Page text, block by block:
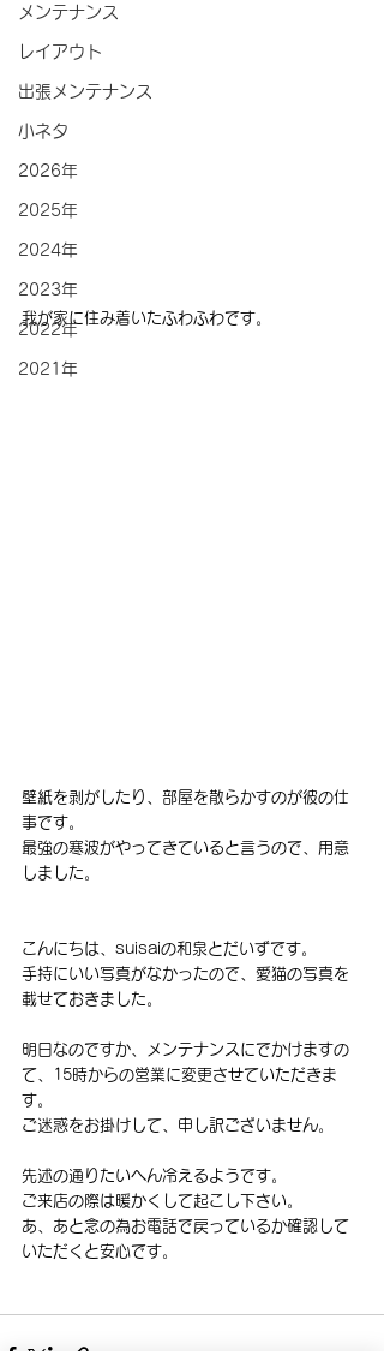
メンテナンス
レイアウト
出張メンテナンス
小ネタ
2026年
2025年
2024年
2023年
2022年
2021年
我が家に住み着いたふわふわです。
壁紙を剥がしたり、部屋を散らかすのが彼の仕
事です。
最強の寒波がやってきていると言うので、用意
しました。
こんにちは、suisaiの和泉とだいずです。
手持にいい写真がなかったので、愛猫の写真を
載せておきました。
明日なのですか、メンテナンスにでかけますの
て、15時からの営業に変更させていただきま
す。
ご迷惑をお掛けして、申し訳ございません。
先述の通りたいへん冷えるようです。
ご来店の際は暖かくして起こし下さい。
あ、あと念の為お電話で戻っているか確認して
いただくと安心です。